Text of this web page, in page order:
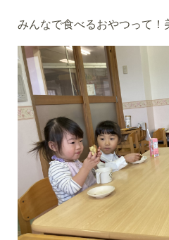
みんなで食べるおやつって！